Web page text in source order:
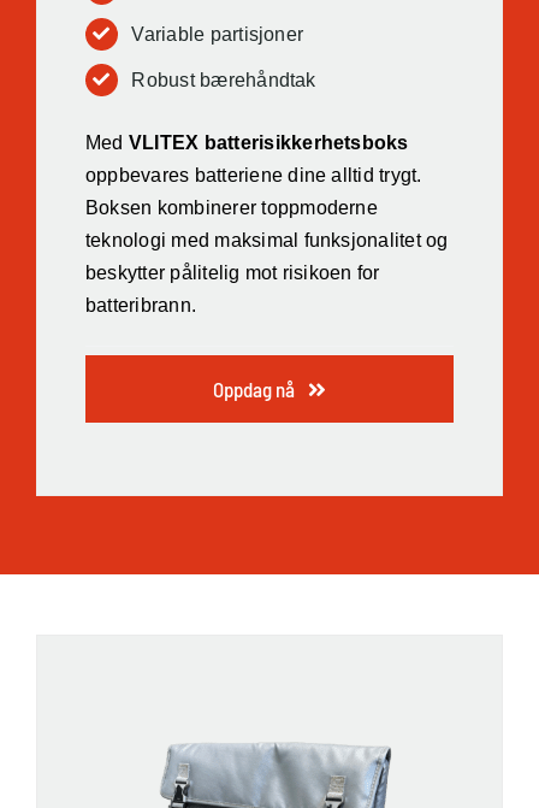
Variable partisjoner
Robust bærehåndtak
Med VLITEX batterisikkerhetsboks
oppbevares batteriene dine alltid trygt.
Boksen kombinerer toppmoderne
teknologi med maksimal funksjonalitet og
beskytter pålitelig mot risikoen for
batteribrann.
Oppdag nå